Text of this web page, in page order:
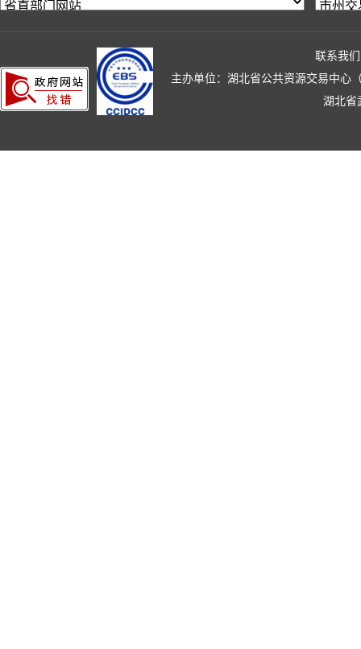
联系我们
主办单位：湖北省公共资源交易中心
湖北省